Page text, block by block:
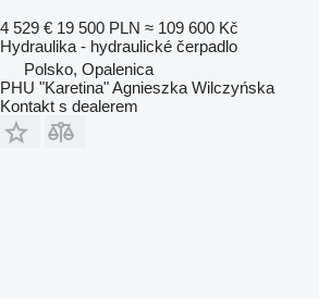
4 529 € 19 500 PLN ≈ 109 600 Kč
Hydraulika - hydraulické čerpadlo
Polsko, Opalenica
PHU "Karetina" Agnieszka Wilczyńska
Kontakt s dealerem